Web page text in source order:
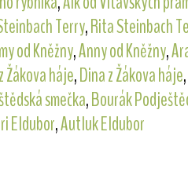
Terry,Rita Steinbach
od Kněžny,Anny od Kněžny,
Žákova háje,Dina z Žákova háje,
smečka,Bourák
Eldubor,Autluk Eldubor